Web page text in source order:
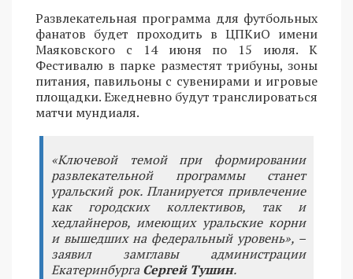
Развлекательная программа для футбольных
фанатов будет проходить в ЦПКиО имени
Маяковского с 14 июня по 15 июля. К
Фестивалю в парке разместят трибуны, зоны
питания, павильоны с сувенирами и игровые
площадки. Ежедневно будут транслироваться
матчи мундиаля.
«Ключевой темой при формировании
развлекательной программы станет
уральский рок. Планируется привлечение
как городских коллективов, так и
хедлайнеров, имеющих уральские корни
и вышедших на федеральный уровень», –
заявил замглавы администрации
ЕкатеринбургаСергей Тушин.